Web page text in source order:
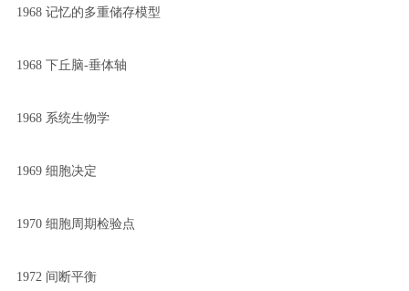
1968 记忆的多重储存模型
1968 下丘脑-垂体轴
1968 系统生物学
1969 细胞决定
1970 细胞周期检验点
1972 间断平衡